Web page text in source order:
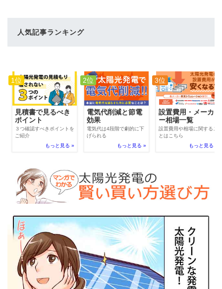
人気記事ランキング
1位
見積書で見るべき
ポイント
３つ確認すべきポイントを
ご紹介
もっと見る »
2位
電気代削減と節電
効果
電気代は4段階で劇的に下
げられる
もっと見る »
3位
設置費用・メーカ
ー相場一覧
設置費用や相場に関するこ
とはこちら
もっと見る »